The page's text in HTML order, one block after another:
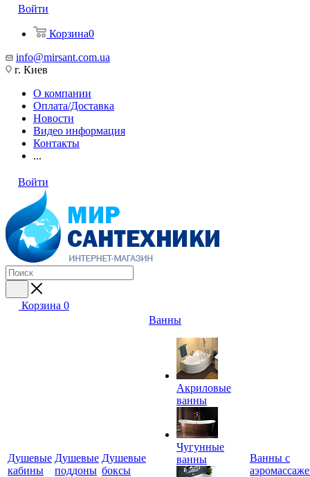
Войти
Корзина0
info@mirsant.com.ua
г. Киев
О компании
Оплата/Доставка
Новости
Видео информация
Контакты
...
Войти
Корзина 0
Душевые
кабины
Душевые
поддоны
Душевые
боксы
Ванны
Акриловые
ванны
Чугунные
ванны
Ванны с